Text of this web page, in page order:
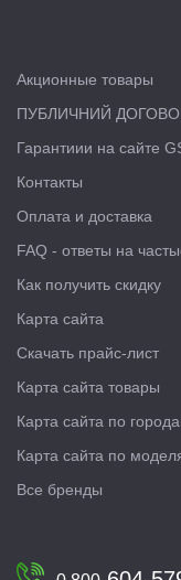
Акционные товары
ПУБЛИЧНИЙ
Гарантиии на сайте
Контакты
Оплата и доставка
FAQ - ответы на
Как получить скидку
Карта сайта
Скачать прайс-лист
Карта сайта товары
Карта сайта по
Карта сайта по
Все бренды